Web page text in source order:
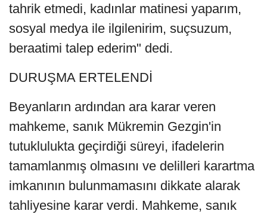
tahrik etmedi, kadınlar matinesi yaparım,
sosyal medya ile ilgilenirim, suçsuzum,
beraatimi talep ederim" dedi.
DURUŞMA ERTELENDİ
Beyanların ardından ara karar veren
mahkeme, sanık Mükremin Gezgin'in
tutuklulukta geçirdiği süreyi, ifadelerin
tamamlanmış olmasını ve delilleri karartma
imkanının bulunmamasını dikkate alarak
tahliyesine karar verdi. Mahkeme, sanık